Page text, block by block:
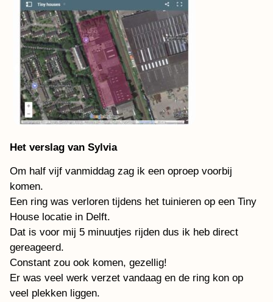
Het verslag van Sylvia
Om half vijf vanmiddag zag ik een oproep voorbij
komen.
Een ring was verloren tijdens het tuinieren op een Tiny
House locatie in Delft.
Dat is voor mij 5 minuutjes rijden dus ik heb direct
gereageerd.
Constant zou ook komen, gezellig!
Er was veel werk verzet vandaag en de ring kon op
veel plekken liggen.